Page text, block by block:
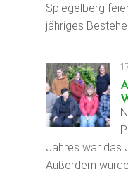
Spiegelberg
jähriges
Jahres war das
Außerdem